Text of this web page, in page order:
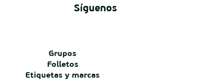
Síguenos
Grupos
Folletos
Etiquetas y marcas